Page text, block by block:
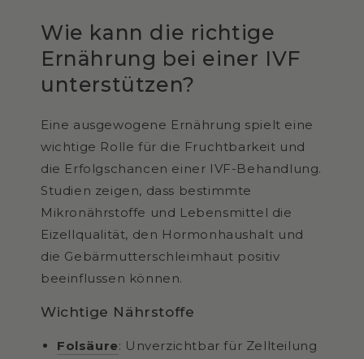
Wie kann die richtige
Ernährung bei einer IVF
unterstützen?
Eine ausgewogene Ernährung spielt eine
wichtige Rolle für die Fruchtbarkeit und
die Erfolgschancen einer IVF-Behandlung.
Studien zeigen, dass bestimmte
Mikronährstoffe und Lebensmittel die
Eizellqualität, den Hormonhaushalt und
die Gebärmutterschleimhaut positiv
beeinflussen können.
Wichtige Nährstoffe
Folsäure: Unverzichtbar für Zellteilung